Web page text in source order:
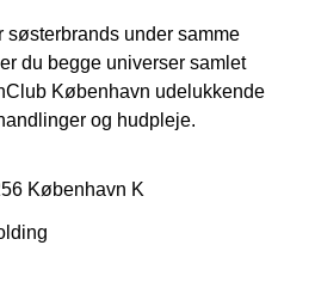
søsterbrands under samme
du begge universer samlet
København udelukkende
og hudpleje.
København K